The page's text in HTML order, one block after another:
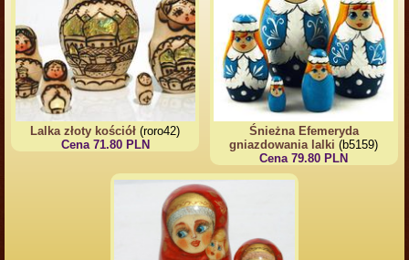
Lalka złoty kościół (roro42)
Cena 71.80 PLN
Śnieżna Efemeryda
gniazdowania lalki (b5159)
Cena 79.80 PLN